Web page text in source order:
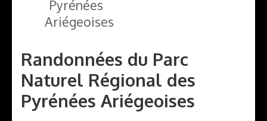
Pyrénées
Ariégeoises
Randonnées du Parc
Naturel Régional des
Pyrénées Ariégeoises